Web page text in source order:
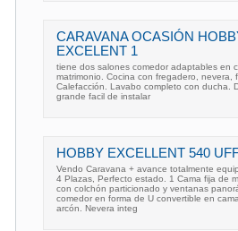
CARAVANA OCASIÓN
EXCELENT 1
tiene dos salones comedor adaptables en
matrimonio. Cocina con fregadero, nevera,
Calefacción. Lavabo completo con ducha.
grande facil de instalar
HOBBY EXCELLENT 540
Vendo Caravana + avance totalmente
4 Plazas, Perfecto estado. 1 Cama fija de
con colchón particionado y ventanas
comedor en forma de U convertible en
arcón. Nevera integ